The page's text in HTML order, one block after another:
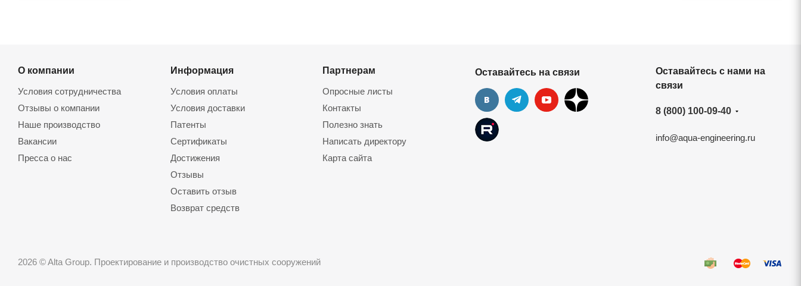
О компании
Условия сотрудничества
Отзывы о компании
Наше производство
Вакансии
Пресса о нас
Информация
Условия оплаты
Условия доставки
Патенты
Сертификаты
Достижения
Отзывы
Оставить отзыв
Возврат средств
Партнерам
Опросные листы
Контакты
Полезно знать
Написать директору
Карта сайта
Оставайтесь на связи
Оставайтесь с нами на
связи
8 (800) 100-09-40
info@aqua-engineering.ru
2026 © Alta Group. Проектирование и производство очистных сооружений